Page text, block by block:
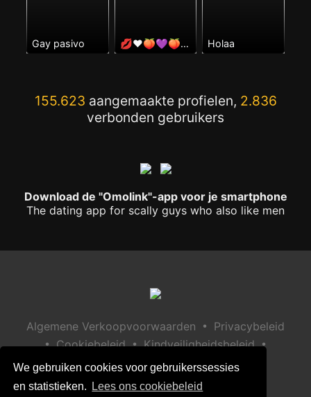
We gebruiken cookies voor gebruikerssessies
en statistieken.
Lees ons cookiebeleid
Gay pasivo 💋❤🍑💜🍑💙 Holaa
155.623 aangemaakte profielen, 2.836
verbonden gebruikers
Download de "Omolink"-app voor je smartphone
The dating app for scally guys who also like men
Algemene Verkoopvoorwaarden • Privacybeleid
• Cookiebeleid • Kindveiligheidsbeleid •
Help / Contact